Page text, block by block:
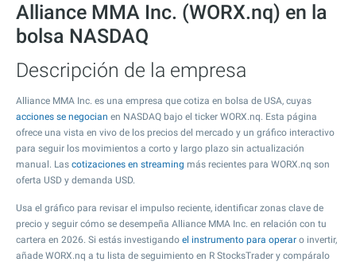
Alliance MMA Inc. (WORX.nq) en la
bolsa NASDAQ
Descripción de la empresa
Alliance MMA Inc. es una empresa que cotiza en bolsa de USA, cuyas
acciones se negocian en NASDAQ bajo el ticker WORX.nq. Esta página
ofrece una vista en vivo de los precios del mercado y un gráfico interactivo
para seguir los movimientos a corto y largo plazo sin actualización
manual. Las cotizaciones en streaming más recientes para WORX.nq son
oferta USD y demanda USD.
Usa el gráfico para revisar el impulso reciente, identificar zonas clave de
precio y seguir cómo se desempeña Alliance MMA Inc. en relación con tu
cartera en 2026. Si estás investigando el instrumento para operar o invertir,
añade WORX.nq a tu lista de seguimiento en R StocksTrader y compáralo